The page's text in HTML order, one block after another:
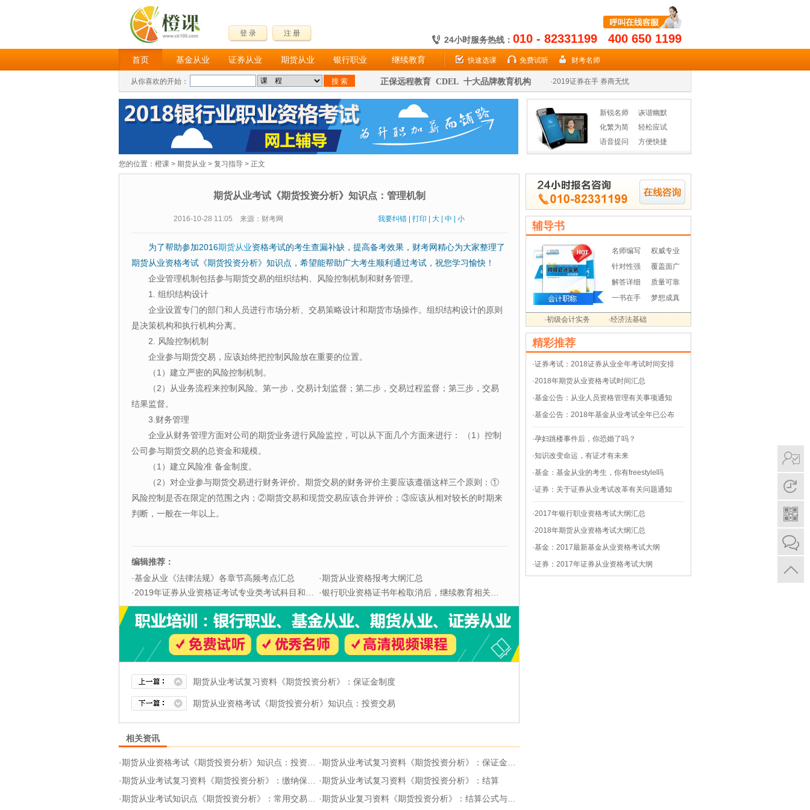
登 录 注 册
24小时服务热线： 010 - 82331199 400 650 1199
首页 基金从业 证券从业 期货从业 银行职业 继续教育 快速选课 免费试听 财考名师
从你喜欢的开始： 正保远程教育 CDEL 十大品牌教育机构
2019年期货从业名师授课高效省时
·2019证券在手 券商无忧
·2019年期货从业名师授课高效省时
·2019证券在手 券商无忧
新锐名师
诙谐幽默
化繁为简
轻松应试
语音提问
方便快捷
您的位置： 橙课 > 期货从业 > 复习指导 > 正文
期货从业考试《期货投资分析》知识点：管理机制
2016-10-28 11:05 来源：财考网 我要纠错 打印 大 中 小
为了帮助参加2016期货从业资格考试的考生查漏补缺，提高备考效果，财考网精心为大家整理了
期货从业资格考试《期货投资分析》知识点，希望能帮助广大考生顺利通过考试，祝您学习愉快！
企业管理机制包括参与期货交易的组织结构、风险控制机制和财务管理。
1. 组织结构设计
企业设置专门的部门和人员进行市场分析、交易策略设计和期货市场操作。组织结构设计的原则
是决策机构和执行机构分离。
2. 风险控制机制
企业参与期货交易，应该始终把控制风险放在重要的位置。
（1）建立严密的风险控制机制。
（2）从业务流程来控制风险。第一步，交易计划监督；第二步，交易过程监督；第三步，交易
结果监督。
3.财务管理
企业从财务管理方面对公司的期货业务进行风险监控，可以从下面几个方面来进行： （1）控制
公司参与期货交易的总资金和规模。
（1）建立风险准 备金制度。
（2）对企业参与期货交易进行财务评价。期货交易的财务评价主要应该遵循这样三个原则：①
风险控制是否在限定的范围之内；②期货交易和现货交易应该合并评价；③应该从相对较长的时期来
判断，一般在一年以上。
编辑推荐：
·基金从业《法律法规》各章节高频考点汇总 ·期货从业资格报考大纲汇总
·2019年证券从业资格证考试专业类考试科目和题型 ·银行职业资格证书年检取消后，继续教育相关问题解答
期货从业考试复习资料《期货投资分析》：保证金制度
期货从业资格考试《期货投资分析》知识点：投资交易
相关资讯
·期货从业资格考试《期货投资分析》知识点：投资交易 ·期货从业考试复习资料《期货投资分析》：保证金制度
·期货从业考试复习资料《期货投资分析》：缴纳保证金 ·期货从业考试复习资料《期货投资分析》：结算
·期货从业考试知识点《期货投资分析》：常用交易指令 ·期货从业复习资料《期货投资分析》：结算公式与应用
辅导书
名师编写
权威专业
针对性强
覆盖面广
解答详细
质量可靠
一书在手
梦想成真
·初级会计实务 ·经济法基础
精彩推荐
·证券考试：2018证券从业全年考试时间安排
·2018年期货从业资格考试时间汇总
·基金公告：从业人员资格管理有关事项通知
·基金公告：2018年基金从业考试全年已公布
·孕妇跳楼事件后，你恐婚了吗？
·知识改变命运，有证才有未来
·基金：基金从业的考生，你有freestyle吗
·证券：关于证券从业考试改革有关问题通知
·2017年银行职业资格考试大纲汇总
·2018年期货从业资格考试大纲汇总
·基金：2017最新基金从业资格考试大纲
·证券：2017年证券从业资格考试大纲